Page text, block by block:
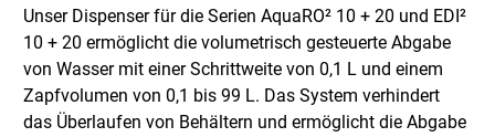
Unser Dispenser für die Serien AquaRO² 10 + 20 und EDI²
10 + 20 ermöglicht die volumetrisch gesteuerte Abgabe
von Wasser mit einer Schrittweite von 0,1 L und einem
Zapfvolumen von 0,1 bis 99 L. Das System verhindert
das Überlaufen von Behältern und ermöglicht die Abgabe